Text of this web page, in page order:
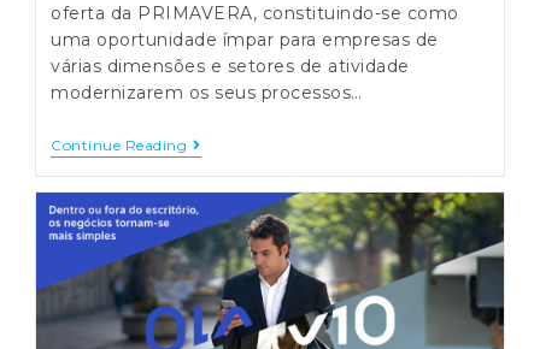
oferta da PRIMAVERA, constituindo-se como
uma oportunidade ímpar para empresas de
várias dimensões e setores de atividade
modernizarem os seus processos…
Continue Reading ERP
Primavera
Desconto
De
50%